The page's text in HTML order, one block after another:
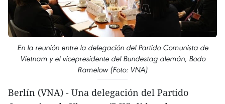
En la reunión entre la delegación del Partido Comunista de
Vietnam y el vicepresidente del Bundestag alemán, Bodo
Ramelow (Foto: VNA)
Berlín (VNA) - Una delegación del Partido